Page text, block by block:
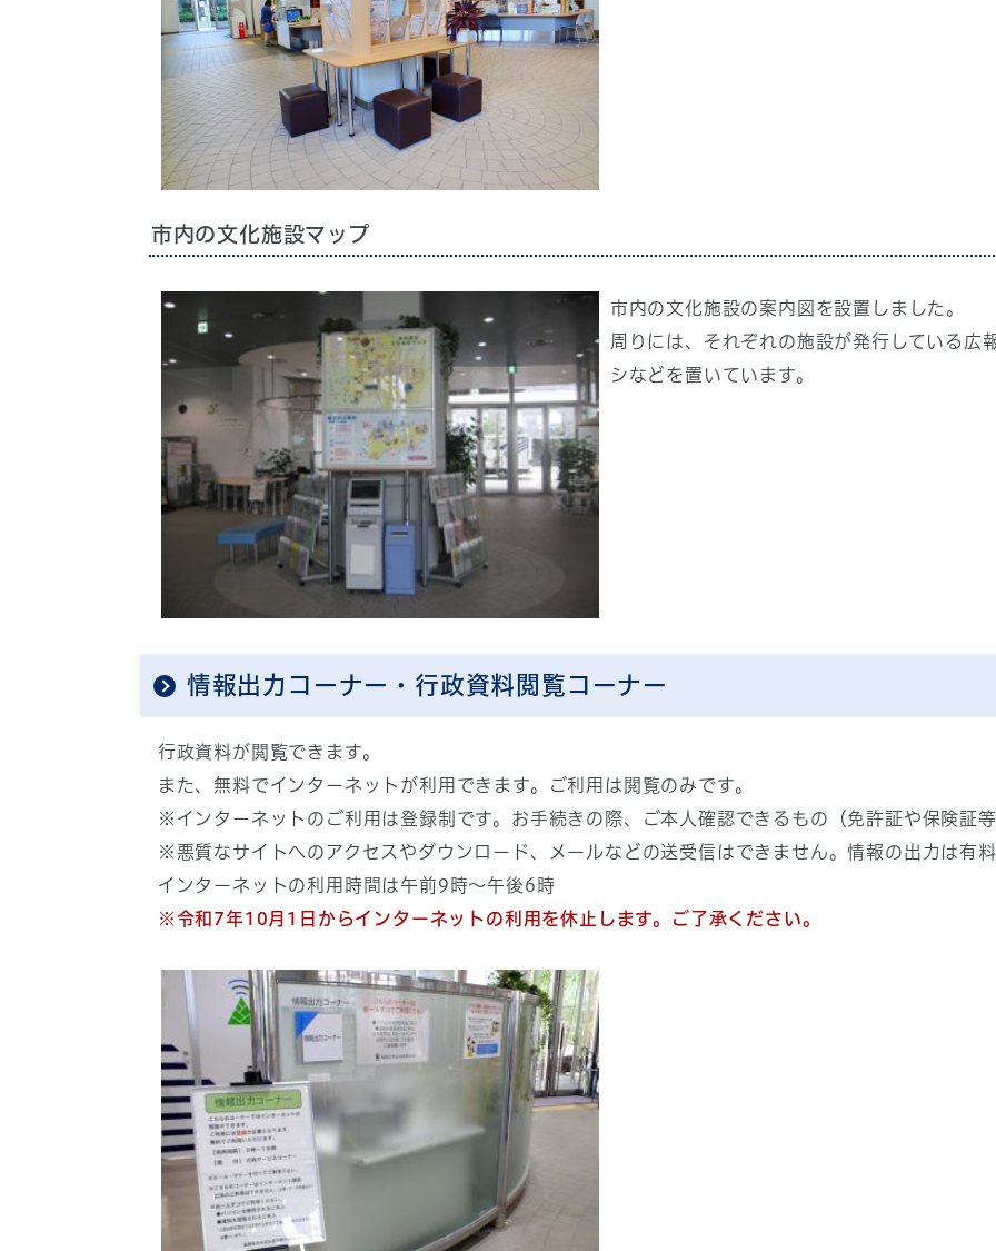
市内の文化施設マップ
市内の文化施設の案内図を設置しました。
周りには、それぞれの施設が発行している広
シなどを置いています。
情報出力コーナー・行政資料閲覧コーナー
行政資料が閲覧できます。
また、無料でインターネットが利用できます。ご利用は閲覧のみです。
※インターネットのご利用は登録制です。お手続きの際、ご本人確認できるもの（免許証や保険証
※悪質なサイトへのアクセスやダウンロード、メールなどの送受信はできません。情報の出力は有
インターネットの利用時間は午前9時～午後6時
※令和7年10月1日からインターネットの利用を休止します。ご了承ください。